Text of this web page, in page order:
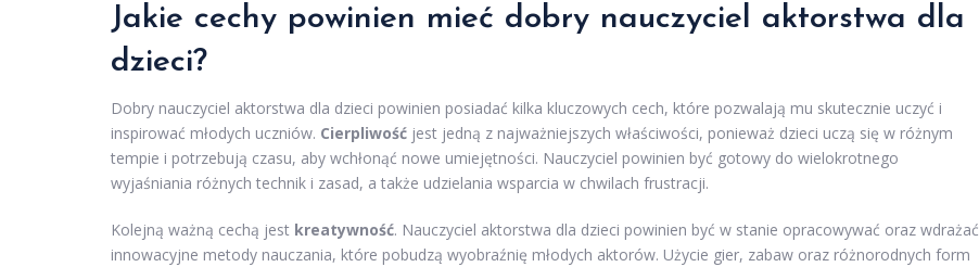
Jakie cechy powinien mieć dobry nauczyciel aktorstwa dla
dzieci?
Dobry nauczyciel aktorstwa dla dzieci powinien posiadać kilka kluczowych cech, które pozwalają mu skutecznie uczyć i
inspirować młodych uczniów. Cierpliwość jest jedną z najważniejszych właściwości, ponieważ dzieci uczą się w różnym
tempie i potrzebują czasu, aby wchłonąć nowe umiejętności. Nauczyciel powinien być gotowy do wielokrotnego
wyjaśniania różnych technik i zasad, a także udzielania wsparcia w chwilach frustracji.
Kolejną ważną cechą jest kreatywność. Nauczyciel aktorstwa dla dzieci powinien być w stanie opracowywać oraz wdrażać
innowacyjne metody nauczania, które pobudzą wyobraźnię młodych aktorów. Użycie gier, zabaw oraz różnorodnych form